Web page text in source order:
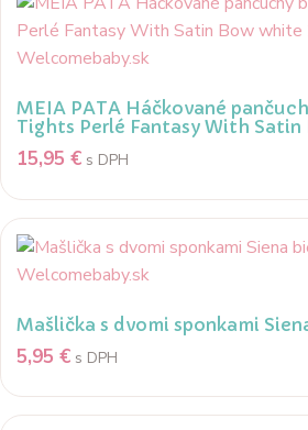
MEIA PATA Háčkované
Tights Perlé Fantasy With
15,95 € s DPH
Mašlička s dvomi sponkami
5,95 € s DPH